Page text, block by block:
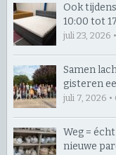
Ook
10:00 tot
juli 23, 2026
Samen
gisteren
juli 7, 2026
Weg =
nieuwe